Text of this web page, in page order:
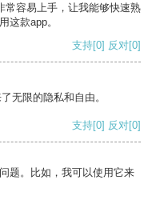
常容易上手，让我能够快速熟
这款app。
支持[0] 反对[0]
无限的隐私和自由。
支持[0] 反对[0]
题。比如，我可以使用它来